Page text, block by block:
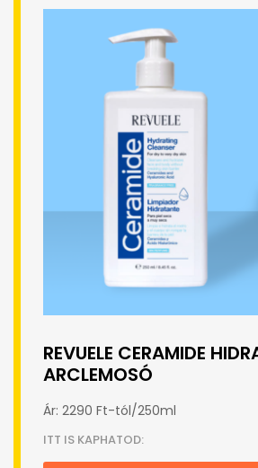
REVUELE CERAMIDE
ARCLEMOSÓ
Ár: 2290 Ft-tól/250ml
ITT IS KAPHATOD: